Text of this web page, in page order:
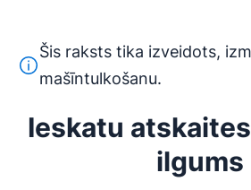
Sazināties ar atbalsta dienestu
Šis teksts ir tulkots no angļu
Šis raksts tika izveidots,
mašīntulkošanu.
Ieskatu
ilgums